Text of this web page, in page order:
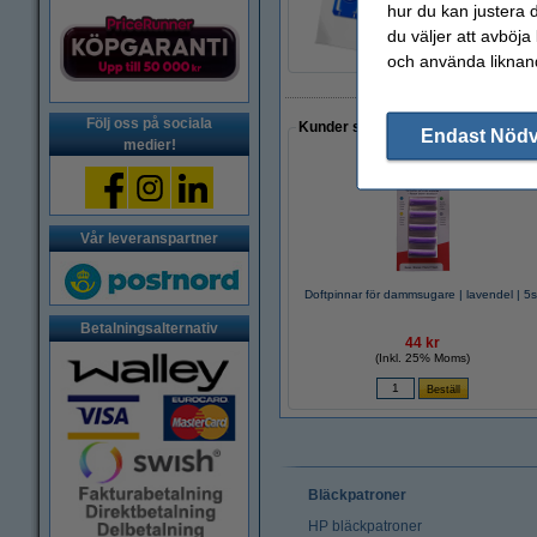
Följ oss på sociala
medier!
Vår leveranspartner
Betalningsalternativ
55 kr
Kunder som gjort ett liknande köp
Doftpinnar för dammsugare | lavendel |
44 kr
(Inkl. 25% Moms)
Bläckpatroner
HP bläckpatroner
hur du kan justera
du väljer att avböja
och använda
Endast